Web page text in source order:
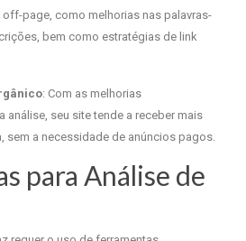
page, como melhorias nas palavras-
bem como estratégias de link
: Com as melhorias
análise, seu site tende a receber mais
sem a necessidade de anúncios pagos.
para Análise de